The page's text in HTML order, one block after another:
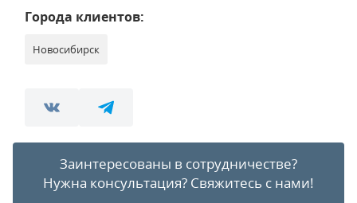
Города клиентов:
Новосибирск
Заинтересованы в сотрудничестве?
Нужна консультация? Свяжитесь с нами!